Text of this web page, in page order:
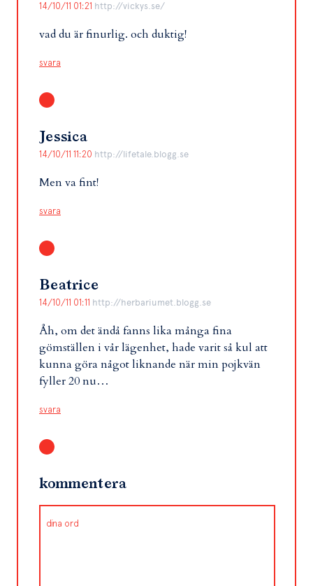
14/10/11 01:21 http://vickys.se/
vad du är finurlig. och duktig!
svara
Jessica
14/10/11 11:20 http://lifetale.blogg.se
Men va fint!
svara
Beatrice
14/10/11 01:11 http://herbariumet.blogg.se
Åh, om det ändå fanns lika många fina
gömställen i vår lägenhet, hade varit så kul att
kunna göra något liknande när min pojkvän
fyller 20 nu…
svara
kommentera